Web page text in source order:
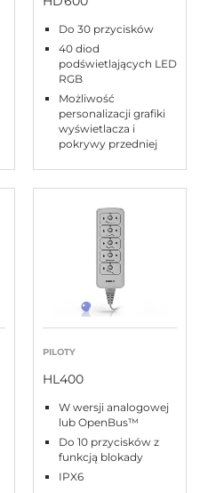
Do 30 przycisków
40 diod
podświetlających LED
RGB
Możliwość
personalizacji grafiki
wyświetlacza i
pokrywy przedniej
PILOTY
HL400
W wersji analogowej
lub OpenBus™
Do 10 przycisków z
funkcją blokady
IPX6